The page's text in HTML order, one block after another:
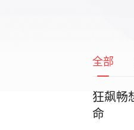
全部
狂飙畅
命